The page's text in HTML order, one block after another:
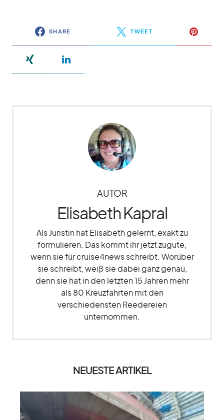
SHARE TWEET
AUTOR
Elisabeth Kapral
Als Juristin hat Elisabeth gelernt, exakt zu
formulieren. Das kommt ihr jetzt zugute,
wenn sie für cruise4news schreibt. Worüber
sie schreibt, weiß sie dabei ganz genau,
denn sie hat in den letzten 15 Jahren mehr
als 80 Kreuzfahrten mit den
verschiedensten Reedereien
unternommen.
NEUESTE ARTIKEL